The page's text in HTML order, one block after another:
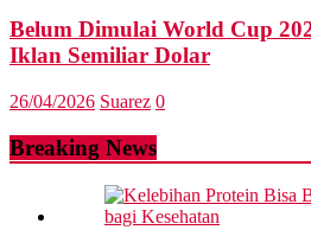
Belum Dimulai World Cup
Iklan Semiliar Dolar
26/04/2026 Suarez 0
Breaking News